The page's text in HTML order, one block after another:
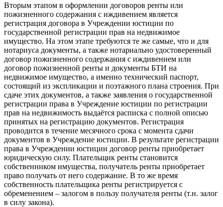
Вторым этапом в оформлении договоров ренты или
пожизненного содержания с иждивением является
регистрация договора в Учреждении юстиции по
государственной регистрации прав на недвижимое
имущество. На этом этапе требуются те же самые, что и для
нотариуса документы, а также нотариально удостоверенный
договор пожизненного содержания с иждивением или
договор пожизненной ренты и документы БТИ на
недвижимое имущество, а именно технический паспорт,
состоящий из экспликации и поэтажного плана строения. При
сдаче этих документов, а также заявления о государственной
регистрации права в Учреждение юстиции по регистрации
прав на недвижимость выдаётся расписка с полной описью
принятых на регистрацию документов. Регистрация
проводится в течение месячного срока с момента сдачи
документов в Учреждение юстиции. В результате регистрации
права в Учреждении юстиции договор ренты приобретает
юридическую силу. Плательщик ренты становится
собственником имущества, получатель ренты приобретает
право получать от него содержание. В то же время
собственность плательщика ренты регистрируется с
обременением – залогом в пользу получателя ренты (т.н. залог
в силу закона).